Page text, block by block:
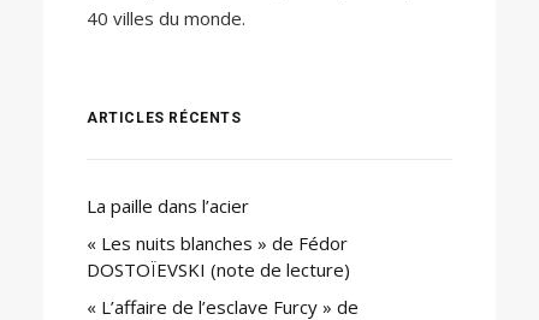
40 villes du monde.
ARTICLES RÉCENTS
La paille dans l’acier
« Les nuits blanches » de Fédor
DOSTOÏEVSKI (note de lecture)
« L’affaire de l’esclave Furcy » de